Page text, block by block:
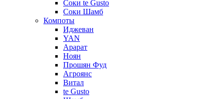
Соки te Gusto
Соки Шамб
Компоты
Иджеван
YAN
Арарат
Ноян
Прошян Фуд
Агроянс
Витал
te Gusto